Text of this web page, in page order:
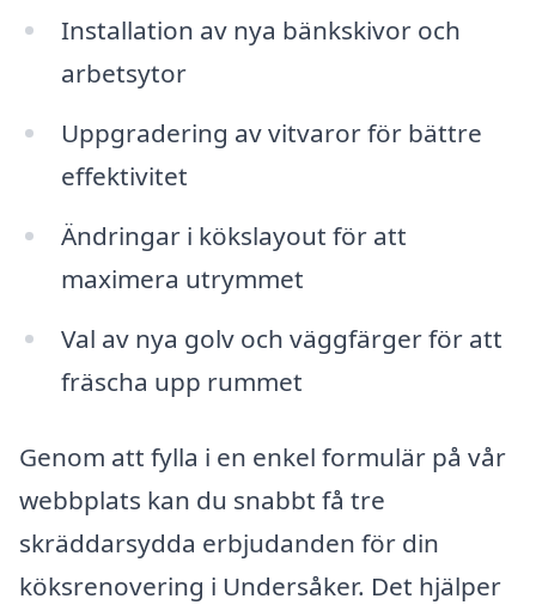
Installation av nya bänkskivor och
arbetsytor
Uppgradering av vitvaror för bättre
effektivitet
Ändringar i kökslayout för att
maximera utrymmet
Val av nya golv och väggfärger för att
fräscha upp rummet
Genom att fylla i en enkel formulär på vår
webbplats kan du snabbt få tre
skräddarsydda erbjudanden för din
köksrenovering i Undersåker. Det hjälper